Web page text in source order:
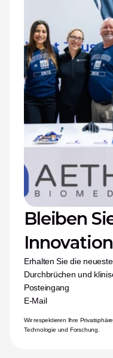
Bleiben
Erhalten Sie die
Durchbrüchen und
Posteingang
E-Mail
Wir respektieren Ihre
Technologie und Forschung.